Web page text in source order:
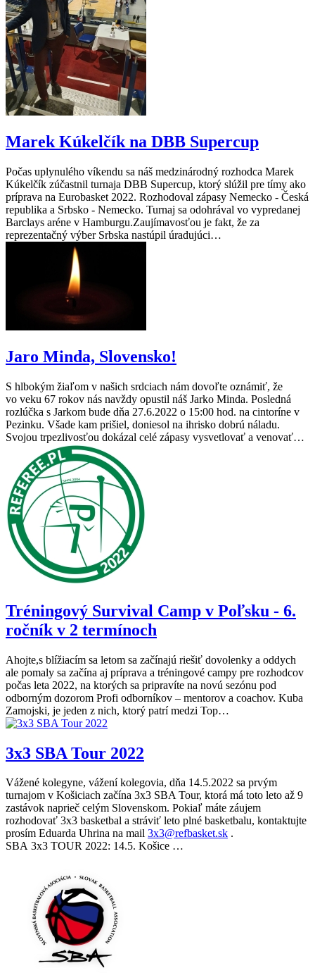
Marek Kúkelčík na DBB Supercup
Počas uplynulého víkendu sa náš medzinárodný rozhodca Marek
Kúkelčík zúčastnil turnaja DBB Supercup, ktorý slúžil pre tímy ako
príprava na Eurobasket 2022. Rozhodoval zápasy Nemecko - Česká
republika a Srbsko - Nemecko. Turnaj sa odohrával vo vypredanej
Barclays aréne v Hamburgu.Zaujímavosťou je fakt, že za
reprezentačný výber Srbska nastúpil úradujúci…
Jaro Minda, Slovensko!
S hlbokým žiaľom v našich srdciach nám dovoľte oznámiť, že
vo veku 67 rokov nás navždy opustil náš Jarko Minda. Posledná
rozlúčka s Jarkom bude dňa 27.6.2022 o 15:00 hod. na cintoríne v
Pezinku. Všade kam prišiel, doniesol na ihrisko dobrú náladu.
Svojou trpezlivosťou dokázal celé zápasy vysvetlovať a venovať…
Tréningový Survival Camp v Poľsku - 6.
ročník v 2 termínoch
Ahojte,s blížiacím sa letom sa začínajú riešiť dovolenky a oddych
ale pomaly sa začína aj príprava a tréningové campy pre rozhodcov
počas leta 2022, na ktorých sa pripravíte na novú sezónu pod
odborným dozorom Profi odborníkov – mentorov a coachov. Kuba
Zamojski, je jeden z nich, ktorý patrí medzi Top…
3x3 SBA Tour 2022
Vážené kolegyne, vážení kolegovia, dňa 14.5.2022 sa prvým
turnajom v Košiciach začína 3x3 SBA Tour, ktorá má toto leto až 9
zastávok naprieč celým Slovenskom. Pokiaľ máte záujem
rozhodovať 3x3 basketbal a stráviť leto plné basketbalu, kontaktujte
prosím Eduarda Uhrina na mail 3x3@refbasket.sk .
SBA 3x3 TOUR 2022: 14.5. Košice …